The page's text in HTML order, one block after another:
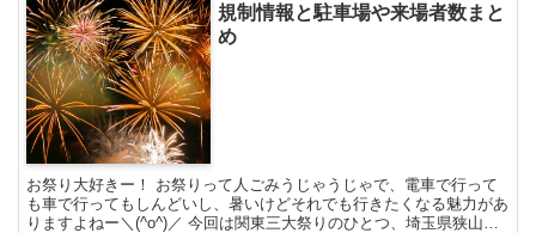
規制情報と駐車場や来場者数まと
め
お祭り大好きー！ お祭りって人ごみうじゃうじゃで、電車で行って
も車で行ってもしんどいし、暑いけどそれでも行きたくなる魅力があ
りますよねー＼(^o^)／ 今回は関東三大祭りのひとつ、埼玉県狭山市